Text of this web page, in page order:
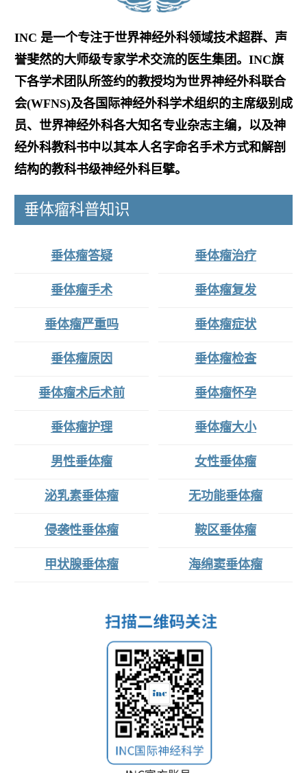
INC 是一个专注于世界神经外科领域技术超群、声
誉斐然的大师级专家学术交流的医生集团。INC旗
下各学术团队所签约的教授均为世界神经外科联合
会(WFNS)及各国际神经外科学术组织的主席级别成
员、世界神经外科各大知名专业杂志主编，以及神
经外科教科书中以其本人名字命名手术方式和解剖
结构的教科书级神经外科巨擘。
垂体瘤科普知识
垂体瘤答疑 垂体瘤治疗
垂体瘤手术 垂体瘤复发
垂体瘤严重吗 垂体瘤症状
垂体瘤原因 垂体瘤检查
垂体瘤术后术前 垂体瘤怀孕
垂体瘤护理 垂体瘤大小
男性垂体瘤 女性垂体瘤
泌乳素垂体瘤 无功能垂体瘤
侵袭性垂体瘤 鞍区垂体瘤
甲状腺垂体瘤 海绵窦垂体瘤